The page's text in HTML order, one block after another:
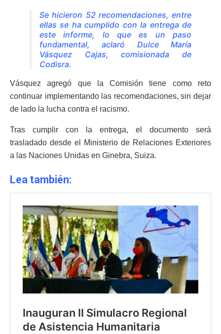
Se hicieron 52 recomendaciones, entre
ellas se ha cumplido con la entrega de
este informe, lo que es un paso
fundamental, aclaró Dulce María
Vásquez Cajas, comisionada de
Codisra.
Vásquez agregó que la Comisión tiene como reto
continuar implementando las recomendaciones, sin dejar
de lado la lucha contra el racismo.
Tras cumplir con la entrega, el documento será
trasladado desde el Ministerio de Relaciones Exteriores
a las Naciones Unidas en Ginebra, Suiza.
Lea también: